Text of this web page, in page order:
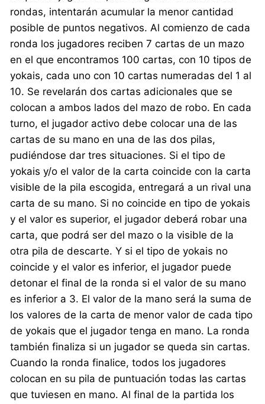
rondas, intentarán acumular la menor cantidad
posible de puntos negativos. Al comienzo de cada
ronda los jugadores reciben 7 cartas de un mazo
en el que encontramos 100 cartas, con 10 tipos de
yokais, cada uno con 10 cartas numeradas del 1 al
10. Se revelarán dos cartas adicionales que se
colocan a ambos lados del mazo de robo. En cada
turno, el jugador activo debe colocar una de las
cartas de su mano en una de las dos pilas,
pudiéndose dar tres situaciones. Si el tipo de
yokais y/o el valor de la carta coincide con la carta
visible de la pila escogida, entregará a un rival una
carta de su mano. Si no coincide en tipo de yokais
y el valor es superior, el jugador deberá robar una
carta, que podrá ser del mazo o la visible de la
otra pila de descarte. Y si el tipo de yokais no
coincide y el valor es inferior, el jugador puede
detonar el final de la ronda si el valor de su mano
es inferior a 3. El valor de la mano será la suma de
los valores de la carta de menor valor de cada tipo
de yokais que el jugador tenga en mano. La ronda
también finaliza si un jugador se queda sin cartas.
Cuando la ronda finalice, todos los jugadores
colocan en su pila de puntuación todas las cartas
que tuviesen en mano. Al final de la partida los